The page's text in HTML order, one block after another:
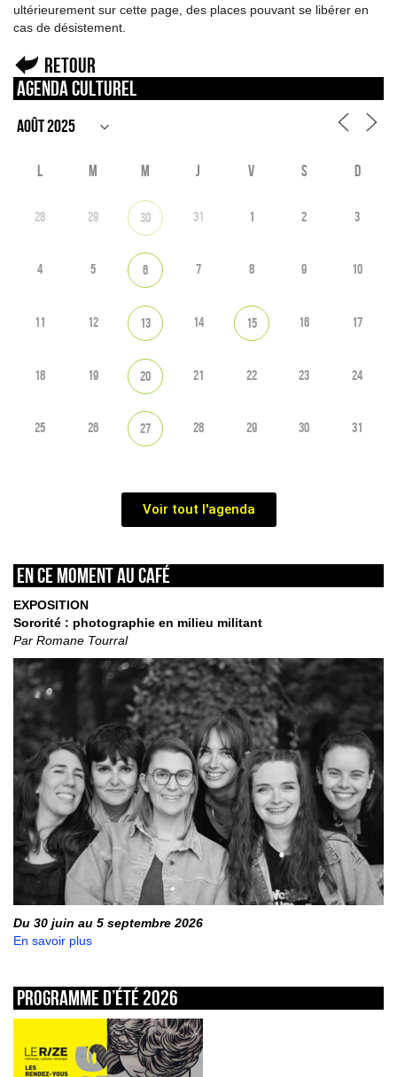
ultérieurement sur cette page, des places pouvant se libérer en
cas de désistement.
Retour
Agenda culturel
L M M J V S D
28 29 30 31 1 2 3
4 5 6 7 8 9 10
11 12 13 14 15 16 17
18 19 20 21 22 23 24
25 26 27 28 29 30 31
Voir tout l'agenda
En ce moment au café
EXPOSITION
Sororité : photographie en milieu militant
Par Romane Tourral
Du 30 juin au 5 septembre 2026
En savoir plus
Programme d’été 2026